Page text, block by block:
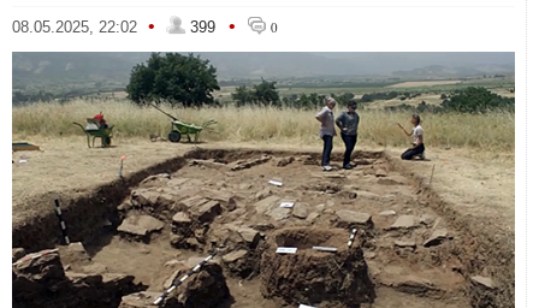
08.05.2025, 22:02 • 399 • 0